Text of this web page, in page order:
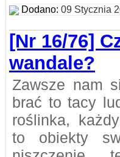
Dodano: 09 Stycznia
[Nr 16/76]
wandale?
Zawsze nam
brać to tacy
roślinka,
to obiekty